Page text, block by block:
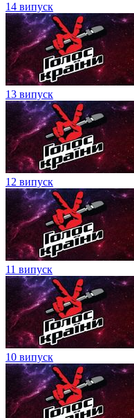
14 випуск
13 випуск
12 випуск
11 випуск
10 випуск